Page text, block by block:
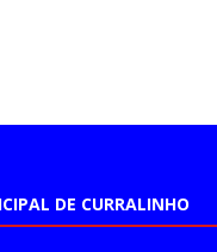
DE CURRALINHO